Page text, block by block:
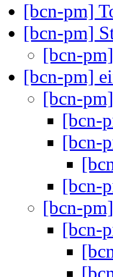
[bcn-pm]
[bcn-pm]
[bcn-
[bcn-pm]
[bcn-
[bcn-
[bcn-
[bcn-
[bcn-
[bcn-